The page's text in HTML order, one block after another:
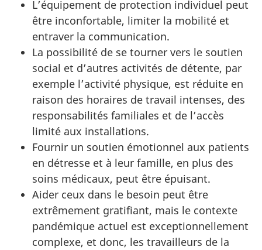
L’équipement de protection individuel peut
être inconfortable, limiter la mobilité et
entraver la communication.
La possibilité de se tourner vers le soutien
social et d’autres activités de détente, par
exemple l’activité physique, est réduite en
raison des horaires de travail intenses, des
responsabilités familiales et de l’accès
limité aux installations.
Fournir un soutien émotionnel aux patients
en détresse et à leur famille, en plus des
soins médicaux, peut être épuisant.
Aider ceux dans le besoin peut être
extrêmement gratifiant, mais le contexte
pandémique actuel est exceptionnellement
complexe, et donc, les travailleurs de la